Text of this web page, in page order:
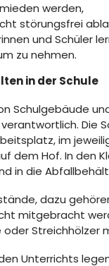
werden,
störungsfrei
und Schüler
zu nehmen.
in der Schule
Schulgebäude
Die
im
dem Hof. In den
in die
dazu
mitgebracht
Streichhölzer
Unterrichts